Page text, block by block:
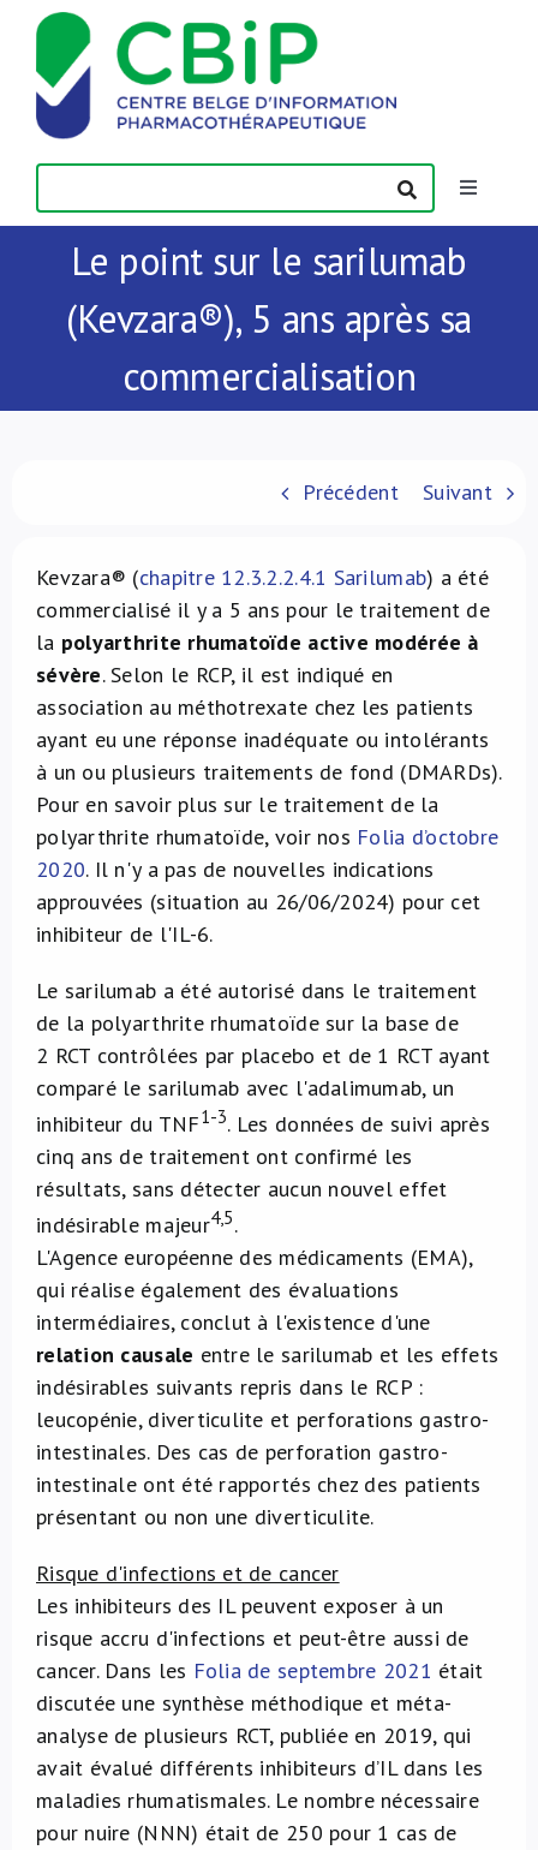
Passer
contenu
Toggle
Actualités
Publications
Formations
À propos de nous
NL
Le point sur le sarilumab
(Kevzara®), 5 ans après sa
commercialisation
Précédent Suivant
Kevzara® (chapitre 12.3.2.2.4.1 Sarilumab) a été
commercialisé il y a 5 ans pour le traitement de
la polyarthrite rhumatoïde active modérée à
sévère. Selon le RCP, il est indiqué en
association au méthotrexate chez les patients
ayant eu une réponse inadéquate ou intolérants
à un ou plusieurs traitements de fond (DMARDs).
Pour en savoir plus sur le traitement de la
polyarthrite rhumatoïde, voir nos Folia d’octobre
2020. Il n'y a pas de nouvelles indications
approuvées (situation au 26/06/2024) pour cet
inhibiteur de l'IL-6.
Le sarilumab a été autorisé dans le traitement
de la polyarthrite rhumatoïde sur la base de
2 RCT contrôlées par placebo et de 1 RCT ayant
comparé le sarilumab avec l'adalimumab, un
inhibiteur du TNF1-3. Les données de suivi après
cinq ans de traitement ont confirmé les
résultats, sans détecter aucun nouvel effet
indésirable majeur4,5.
L'Agence européenne des médicaments (EMA),
qui réalise également des évaluations
intermédiaires, conclut à l'existence d'une
relation causale entre le sarilumab et les effets
indésirables suivants repris dans le RCP :
leucopénie, diverticulite et perforations gastro-
intestinales. Des cas de perforation gastro-
intestinale ont été rapportés chez des patients
présentant ou non une diverticulite.
Risque d'infections et de cancer
Les inhibiteurs des IL peuvent exposer à un
risque accru d'infections et peut-être aussi de
cancer. Dans les Folia de septembre 2021 était
discutée une synthèse méthodique et méta-
analyse de plusieurs RCT, publiée en 2019, qui
avait évalué différents inhibiteurs d’IL dans les
maladies rhumatismales. Le nombre nécessaire
pour nuire (NNN) était de 250 pour 1 cas de